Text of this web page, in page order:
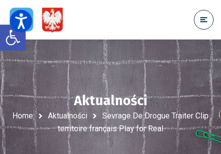
Open toolbar
Aktualności
Home Aktualności
Sevrage De Drogue Traiter Clip
territoire français Play for Real